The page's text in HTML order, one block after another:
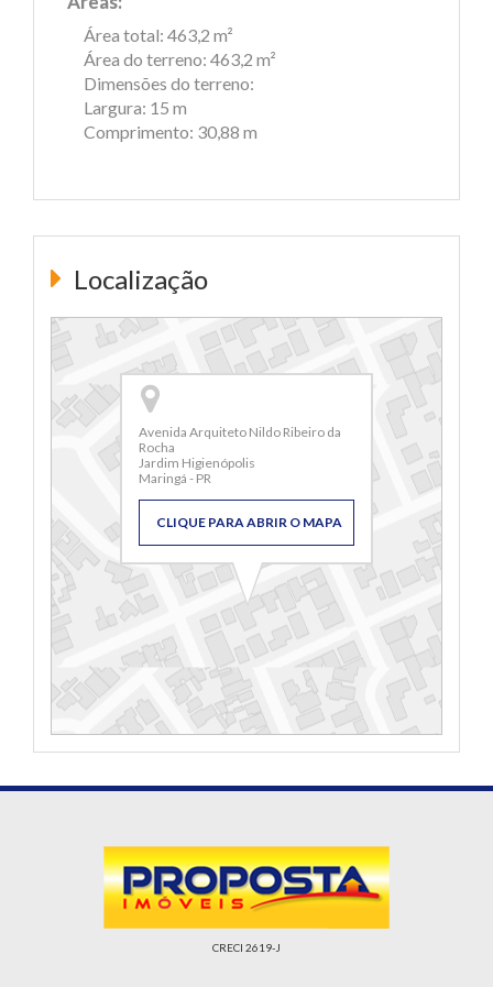
Área total: 463,2 m²
Área do terreno: 463,2 m²
Dimensões do terreno:
Largura: 15 m
Comprimento: 30,88 m
Localização
Avenida Arquiteto Nildo Ribeiro da
Rocha
Jardim Higienópolis
Maringá - PR
CLIQUE PARA ABRIR O MAPA
CRECI 2619-J